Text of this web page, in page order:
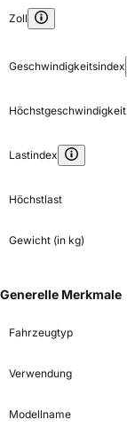
Zoll
Geschwindigkeitsindex
Höchstgeschwindigkeit
Lastindex
Höchstlast
Gewicht (in kg)
Generelle Merkmale
Fahrzeugtyp
Verwendung
Modellname